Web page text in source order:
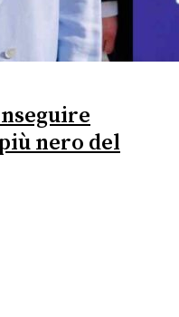
nero del